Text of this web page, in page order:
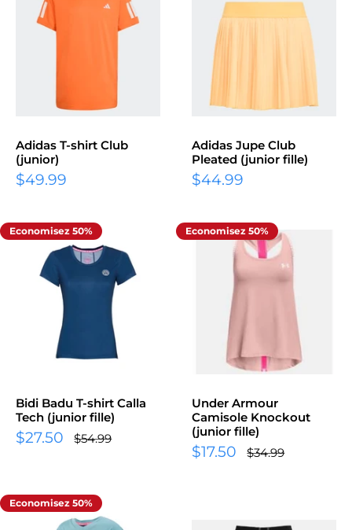
Adidas T-shirt Club
(junior)
Prix
$49.99
Adidas Jupe Club
Pleated (junior fille)
Prix
$44.99
Economisez 50%
Bidi Badu T-shirt Calla
Tech (junior fille)
Prix
$27.50 Prix
normal
$54.99
Economisez 50%
Under Armour
Camisole Knockout
(junior fille)
Prix
$17.50 Prix
normal
$34.99
Economisez 50%